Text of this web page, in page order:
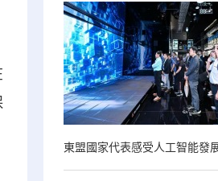
東盟國家代表感受人工智能發